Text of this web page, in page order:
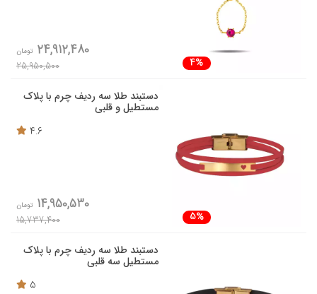
4%
24,912,480 تومان
25,950,500
دستبند طلا سه ردیف چرم با پلاک
مستطیل و قلبی
4.6
5%
14,950,530 تومان
15,737,400
دستبند طلا سه ردیف چرم با پلاک
مستطیل سه قلبی
5